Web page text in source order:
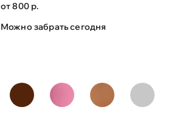
от 800 р.
Можно забрать сегодня